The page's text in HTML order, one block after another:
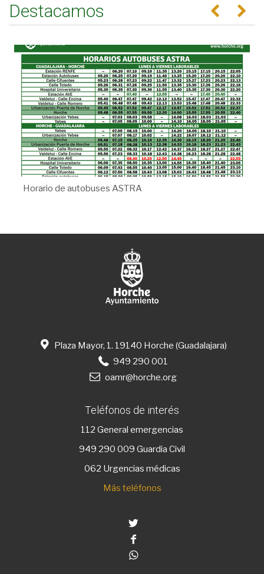
Destacamos Anterior
Horario de autobuses ASTRA
Plaza Mayor, 1. 19140 Horche (Guadalajara)
949 290 001
oamr@horche.org
Teléfonos de interés
112 General emergencias
949 290 009 Guardia Civil
062 Urgencias médicas
Más teléfonos